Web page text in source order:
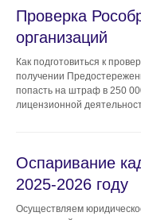
Проверка
организаций
Как подготовиться к
получении
попасть на штраф в 250
лицензионной
Оспаривание
2025-2026 году
Осуществляем